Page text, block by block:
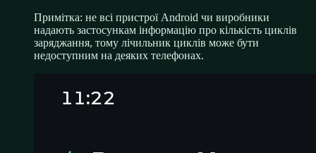
Примітка: не всі пристрої Android чи виробники
надають застосункам інформацію про кількість циклів
заряджання, тому лічильник циклів може бути
недоступним на деяких телефонах.